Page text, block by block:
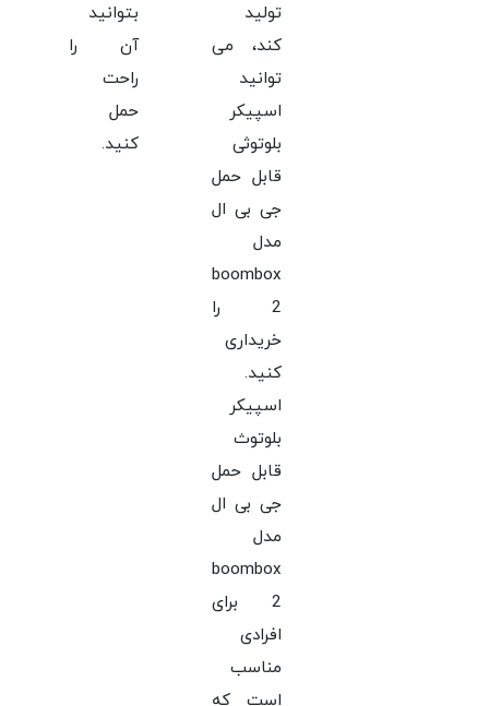
تولید
کند، می
توانید
اسپیکر
بلوتوثی
قابل حمل
جی بی ال
مدل
boombox
2 را
خریداری
کنید.
اسپیکر
بلوتوث
قابل حمل
جی بی ال
مدل
boombox
2 برای
افرادی
مناسب
است که
بتوانید
آن را
راحت
حمل
کنید.